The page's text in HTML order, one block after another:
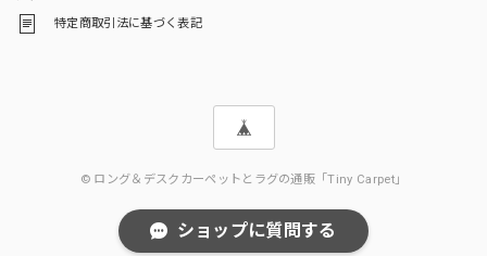
特定商取引法に基づく表記
© ロング＆デスクカーペットとラグの通販「Tiny Carpet」
ショップに質問する